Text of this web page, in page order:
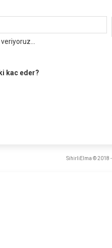
kac eder?
SihirliElma © 2018 -